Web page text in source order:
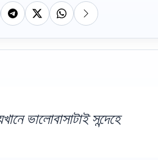
ভালোবাসাটাই সন্দেহে